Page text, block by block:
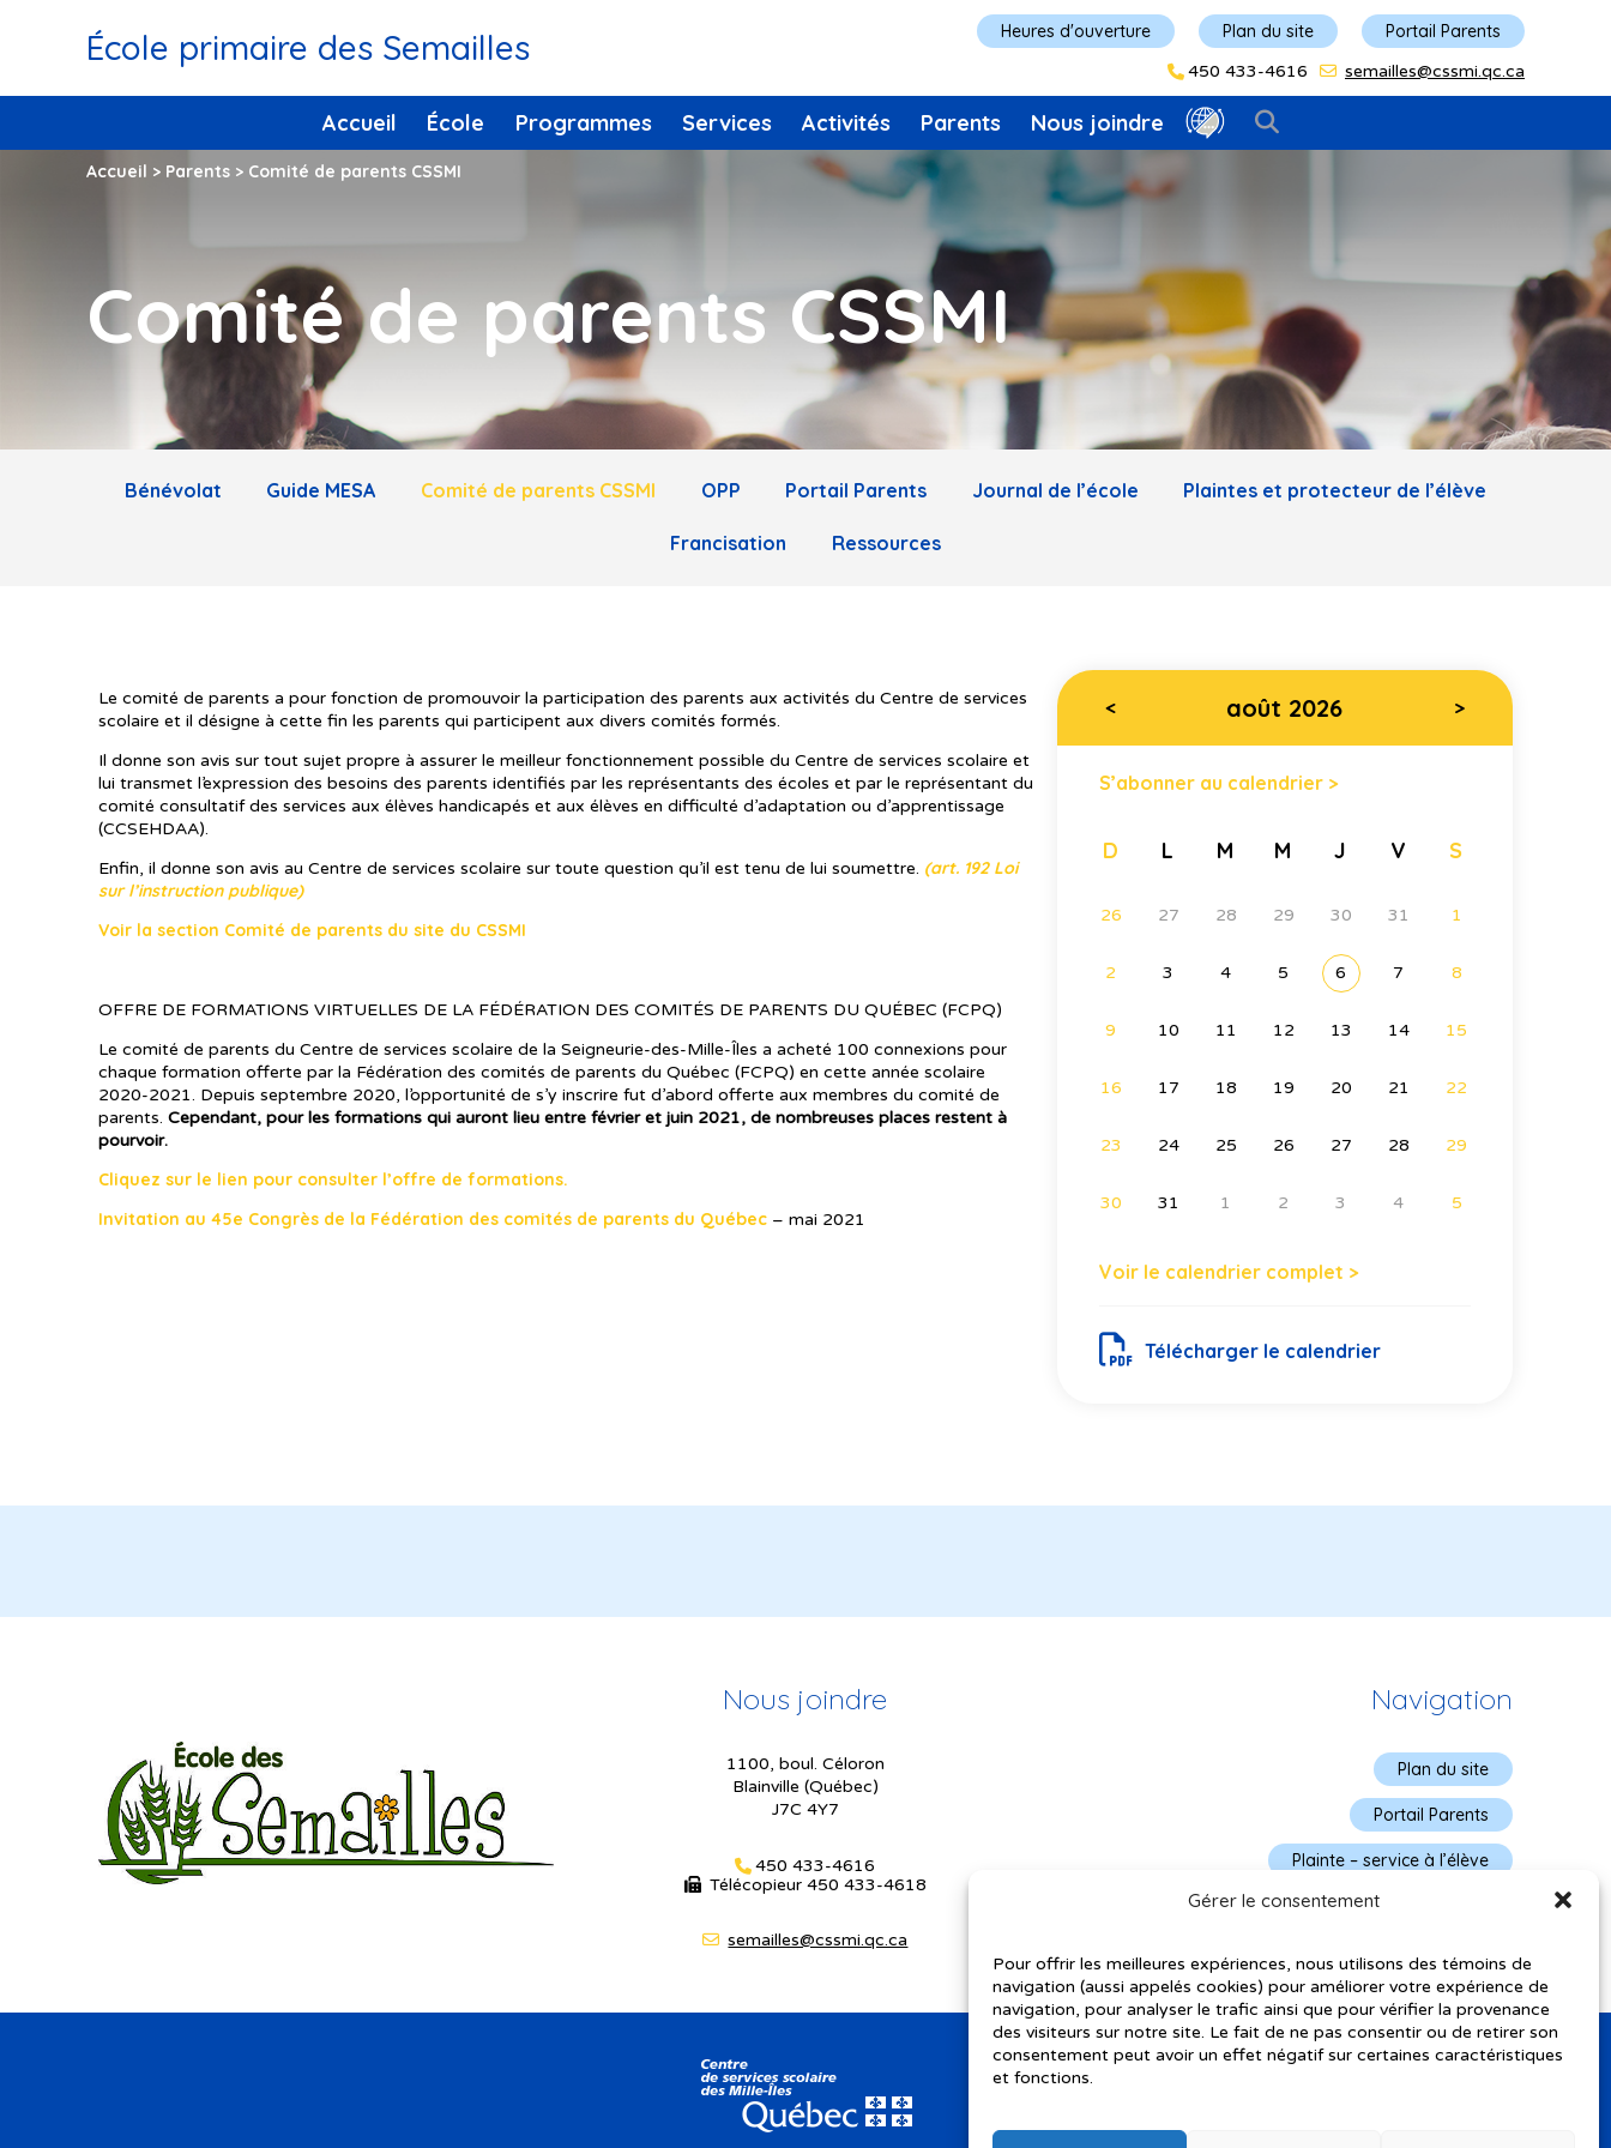
Gérer le consentement
Pour offrir les meilleures expériences, nous utilisons des témoins de
navigation (aussi appelés cookies) pour améliorer votre expérience de
navigation, pour analyser le trafic ainsi que pour vérifier la provenance
des visiteurs sur notre site. Le fait de ne pas consentir ou de retirer son
consentement peut avoir un effet négatif sur certaines caractéristiques
et fonctions.
École primaire des Semailles Plan du site Portail Parents
Heures d'ouverture
450 433-4616 semailles@cssmi.qc.ca
Accueil École Programmes Services Activités Parents Nous joindre
Accueil > Parents > Comité de parents CSSMI
Comité de parents CSSMI
Bénévolat Guide MESA Comité de parents CSSMI OPP Portail Parents Journal de l’école Plaintes et protecteur de l’élève
Francisation Ressources
Le comité de parents a pour fonction de promouvoir la participation des parents aux activités du Centre de services
scolaire et il désigne à cette fin les parents qui participent aux divers comités formés.
Il donne son avis sur tout sujet propre à assurer le meilleur fonctionnement possible du Centre de services scolaire et
lui transmet l’expression des besoins des parents identifiés par les représentants des écoles et par le représentant du
comité consultatif des services aux élèves handicapés et aux élèves en difficulté d’adaptation ou d’apprentissage
(CCSEHDAA).
Enfin, il donne son avis au Centre de services scolaire sur toute question qu’il est tenu de lui soumettre. (art. 192 Loi
sur l’instruction publique)
Voir la section Comité de parents du site du CSSMI
OFFRE DE FORMATIONS VIRTUELLES DE LA FÉDÉRATION DES COMITÉS DE PARENTS DU QUÉBEC (FCPQ)
Le comité de parents du Centre de services scolaire de la Seigneurie-des-Mille-Îles a acheté 100 connexions pour
chaque formation offerte par la Fédération des comités de parents du Québec (FCPQ) en cette année scolaire
2020-2021. Depuis septembre 2020, l’opportunité de s’y inscrire fut d’abord offerte aux membres du comité de
parents. Cependant, pour les formations qui auront lieu entre février et juin 2021, de nombreuses places restent à
pourvoir.
Cliquez sur le lien pour consulter l’offre de formations.
Invitation au 45e Congrès de la Fédération des comités de parents du Québec – mai 2021
< août 2026 >
S’abonner au calendrier >
D L M M J V S
26 27 28 29 30 31 1
2 3 4 5 6 7 8
9 10 11 12 13 14 15
16 17 18 19 20 21 22
23 24 25 26 27 28 29
30 31 1 2 3 4 5
Voir le calendrier complet >
Télécharger le calendrier
Nous joindre
1100, boul. Céloron
Blainville (Québec)
J7C 4Y7
450 433-4616
Télécopieur 450 433-4618
semailles@cssmi.qc.ca
Navigation
Plan du site
Portail Parents
Plainte – service à l’élève
Politique de confidentialité